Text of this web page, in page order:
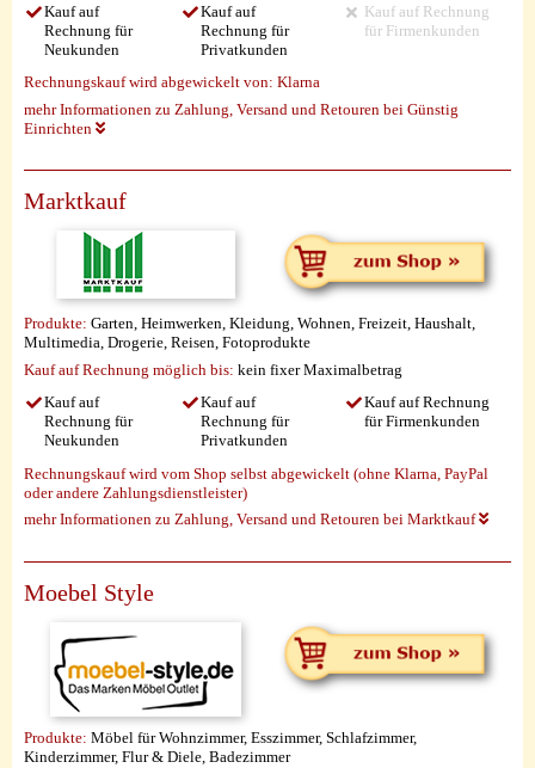
Kauf auf
Rechnung für
Neukunden
Kauf auf
Rechnung für
Privatkunden
Kauf auf Rechnung
für Firmenkunden
Rechnungskauf wird abgewickelt von: Klarna
mehr Informationen zu Zahlung, Versand und Retouren bei Günstig
Einrichten
Marktkauf
Produkte: Garten, Heimwerken, Kleidung, Wohnen, Freizeit, Haushalt,
Multimedia, Drogerie, Reisen, Fotoprodukte
Kauf auf Rechnung möglich bis: kein fixer Maximalbetrag
Kauf auf
Rechnung für
Neukunden
Kauf auf
Rechnung für
Privatkunden
Kauf auf Rechnung
für Firmenkunden
Rechnungskauf wird vom Shop selbst abgewickelt (ohne Klarna, PayPal
oder andere Zahlungsdienstleister)
mehr Informationen zu Zahlung, Versand und Retouren bei Marktkauf
Moebel Style
Produkte: Möbel für Wohnzimmer, Esszimmer, Schlafzimmer,
Kinderzimmer, Flur & Diele, Badezimmer